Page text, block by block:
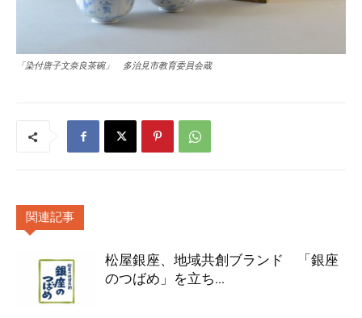
「染付唐子文奈良茶碗」 多治見市教育委員会蔵
関連記事
松屋銀座、地域共創ブランド 「銀座
のつばめ」を立ち...